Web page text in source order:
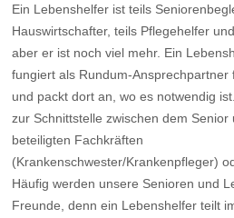
Ein Lebenshelfer ist teils
Hauswirtschafter, teils Pflegehelfer
aber er ist noch viel mehr. Ein
fungiert als Rundum-Ansprechpartner
und packt dort an, wo es notwendig
zur Schnittstelle zwischen dem Senior
beteiligten Fachkräften
(Krankenschwester/Krankenpfleger)
Häufig werden unsere Senioren und
Freunde, denn ein Lebenshelfer teilt